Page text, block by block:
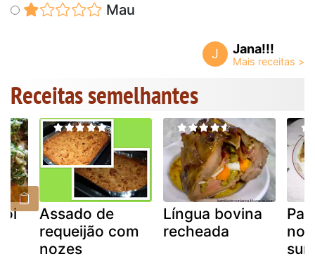
Mau
J Jana!!!
Receitas semelhantes
Assado de
requeijão com
nozes
Língua bovina
recheada
no